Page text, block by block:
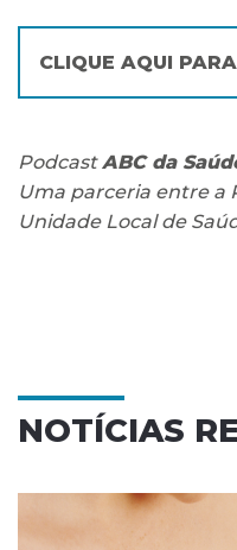
CLIQUE AQUI
PodcastABC da
Uma parceria entre a
Unidade Local de
NOTÍCIAS